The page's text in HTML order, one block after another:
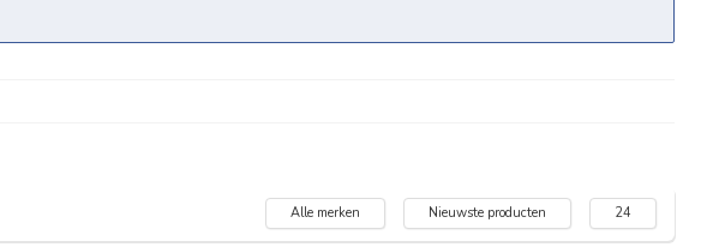
Alle merken Nieuwste producten 24